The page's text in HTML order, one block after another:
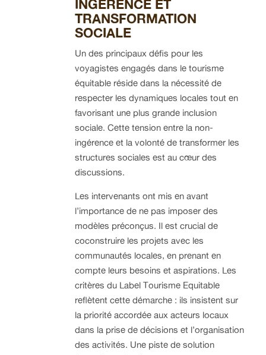
INGERENCE ET
TRANSFORMATION
SOCIALE
Un des principaux défis pour les
voyagistes engagés dans le tourisme
équitable réside dans la nécessité de
respecter les dynamiques locales tout en
favorisant une plus grande inclusion
sociale. Cette tension entre la non-
ingérence et la volonté de transformer les
structures sociales est au cœur des
discussions.
Les intervenants ont mis en avant
l’importance de ne pas imposer des
modèles préconçus. Il est crucial de
coconstruire les projets avec les
communautés locales, en prenant en
compte leurs besoins et aspirations. Les
critères du Label Tourisme Equitable
reflètent cette démarche : ils insistent sur
la priorité accordée aux acteurs locaux
dans la prise de décisions et l’organisation
des activités. Une piste de solution